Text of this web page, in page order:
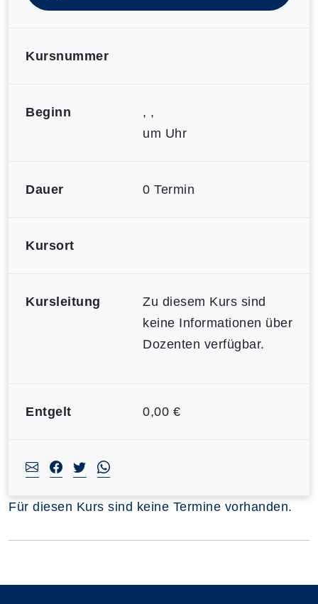
Kursnummer
Beginn
, ,
um Uhr
Dauer 0 Termin
Kursort
Kursleitung
Zu diesem Kurs sind
keine Informationen über
Dozenten verfügbar.
Entgelt 0,00 €
Für diesen Kurs sind keine Termine vorhanden.